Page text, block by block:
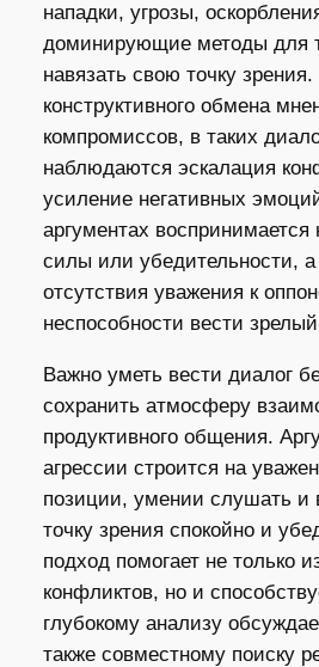
нападки, угрозы,
доминирующие методы для
навязать свою точку
конструктивного обмена
компромиссов, в таких
наблюдаются эскалация
усиление негативных
аргументах воспринимается
силы или убедительности, а
отсутствия уважения к
неспособности вести
Важно уметь вести диалог
сохранить атмосферу
продуктивного общения.
агрессии строится на
позиции, умении слушать и
точку зрения спокойно и
подход помогает не только
конфликтов, но и
глубокому анализу
также совместному поиску